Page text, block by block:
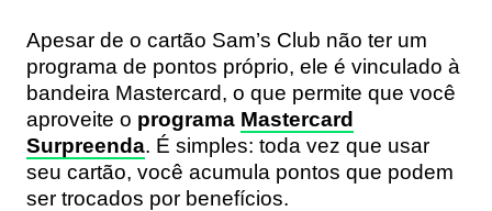
Apesar de o cartão Sam’s Club não ter um
programa de pontos próprio, ele é vinculado à
bandeira Mastercard, o que permite que você
aproveite o programa Mastercard
Surpreenda. É simples: toda vez que usar
seu cartão, você acumula pontos que podem
ser trocados por benefícios.